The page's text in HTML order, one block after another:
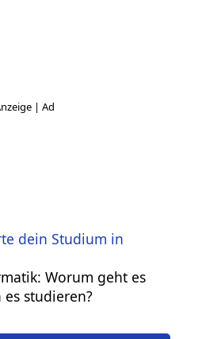
dein Studium in
Worum geht es
studieren?